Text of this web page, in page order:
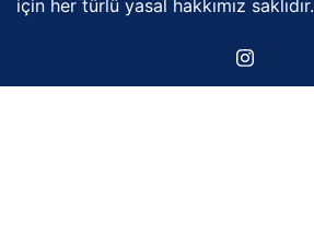
için her türlü yasal hakkımız saklıdır.